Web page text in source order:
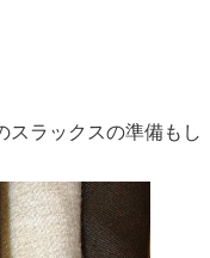
スラックスの準備もし